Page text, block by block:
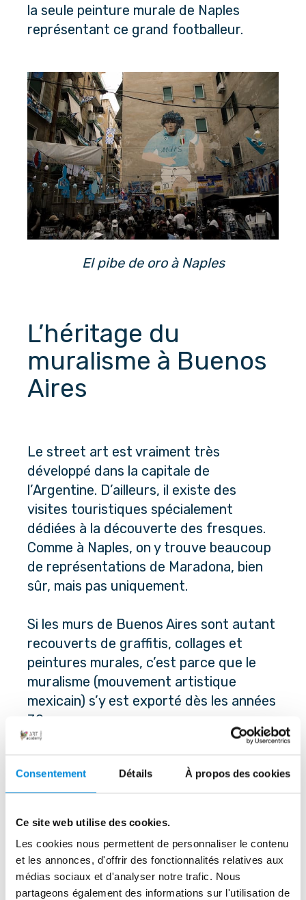
Consentement Détails À propos des cookies
Ce site web utilise des cookies.
Les cookies nous permettent de personnaliser le contenu
et les annonces, d'offrir des fonctionnalités relatives aux
médias sociaux et d'analyser notre trafic. Nous
partageons également des informations sur l'utilisation de
la seule peinture murale de Naples
représentant ce grand footballeur.
El pibe de oro à Naples
L’héritage du
muralisme à Buenos
Aires
Le street art est vraiment très
développé dans la capitale de
l’Argentine. D’ailleurs, il existe des
visites touristiques spécialement
dédiées à la découverte des fresques.
Comme à Naples, on y trouve beaucoup
de représentations de Maradona, bien
sûr, mais pas uniquement.
Si les murs de Buenos Aires sont autant
recouverts de graffitis, collages et
peintures murales, c’est parce que le
muralisme (mouvement artistique
mexicain) s’y est exporté dès les années
30.
la dictature militaire), les artistes ont
investi les murs de la ville pour raconter
l’histoire du pays. Le quartier de la
d’œuvres murales qui dépeignent cette
histoire. Certaines fresques, comme «
Prohibido Olvidar » (Interdition d’oublier)